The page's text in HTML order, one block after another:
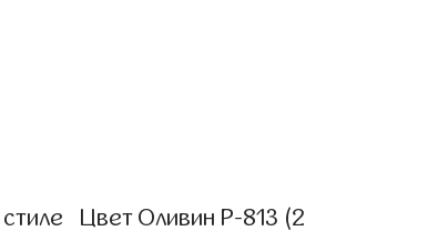
Цвет Оливин Р-813 (2